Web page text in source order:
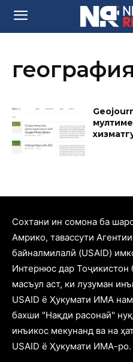
география
Cохтани ин сомона ба
Амрико, тавассути
байналмилалӣ (USAID)
Интернюс дар
масъул аст, ки лузуман
USAID ё Ҳукумати ИМА
бахши "Нақди расонаӣ"
инъикос мекунанд ва на
USAID ё Ҳукумати ИМА-ро.